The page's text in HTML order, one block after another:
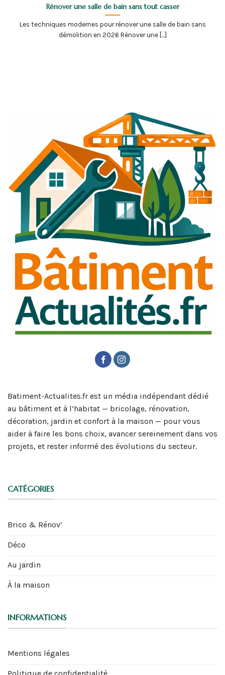
Rénover une salle de bain sans tout casser
Les techniques modernes pour rénover une salle de bain sans
démolition en 2026 Rénover une [...]
Batiment-Actualites.fr est un média indépendant dédié
au bâtiment et à l’habitat — bricolage, rénovation,
décoration, jardin et confort à la maison — pour vous
aider à faire les bons choix, avancer sereinement dans vos
projets, et rester informé des évolutions du secteur.
CATÉGORIES
Brico & Rénov’
Déco
Au jardin
À la maison
INFORMATIONS
Mentions légales